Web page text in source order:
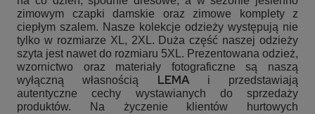
zimowym czapki damskie oraz zimowe komplety z
ciepłym szalem. Nasze kolekcje odzieży występują nie
tylko w rozmiarze XL, 2XL. Duża część naszej odzieży
szyta jest nawet do rozmiaru 5XL. Prezentowana odzież,
wzornictwo oraz materiały fotograficzne są naszą
wyłączną własnością LEMAi przedstawiają
autentyczne cechy wystawianych do sprzedaży
produktów. Na życzenie klientów hurtowych